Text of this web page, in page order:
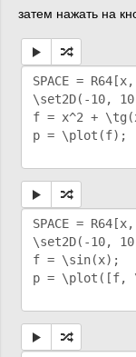
затем нажать на